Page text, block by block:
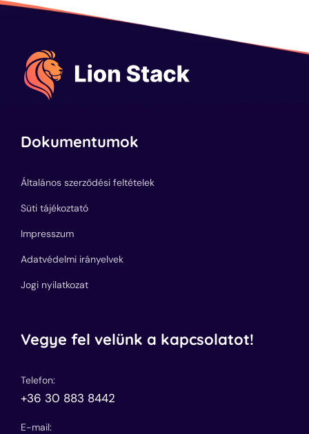
Dokumentumok
Általános szerződési feltételek
Süti tájékoztató
Impresszum
Adatvédelmi irányelvek
Jogi nyilatkozat
Vegye fel velünk a kapcsolatot!
Telefon:
+36 30 883 8442
E-mail: